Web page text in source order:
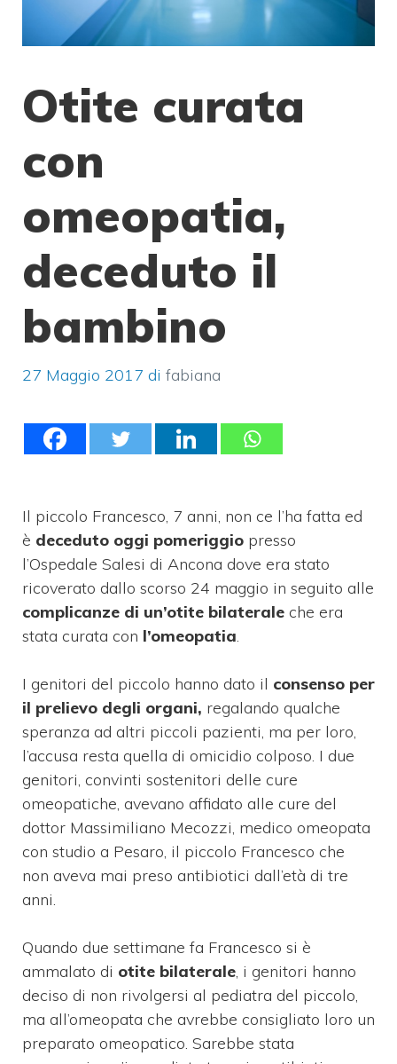
Otite curata
con
omeopatia,
deceduto il
bambino
27 Maggio 2017 di fabiana
Il piccolo Francesco, 7 anni, non ce l’ha fatta ed
è deceduto oggi pomeriggio presso
l’Ospedale Salesi di Ancona dove era stato
ricoverato dallo scorso 24 maggio in seguito alle
complicanze di un’otite bilaterale che era
stata curata con l’omeopatia.
I genitori del piccolo hanno dato il consenso per
il prelievo degli organi, regalando qualche
speranza ad altri piccoli pazienti, ma per loro,
l’accusa resta quella di omicidio colposo. I due
genitori, convinti sostenitori delle cure
omeopatiche, avevano affidato alle cure del
dottor Massimiliano Mecozzi, medico omeopata
con studio a Pesaro, il piccolo Francesco che
non aveva mai preso antibiotici dall’età di tre
anni.
Quando due settimane fa Francesco si è
ammalato di otite bilaterale, i genitori hanno
deciso di non rivolgersi al pediatra del piccolo,
ma all’omeopata che avrebbe consigliato loro un
preparato omeopatico. Sarebbe stata